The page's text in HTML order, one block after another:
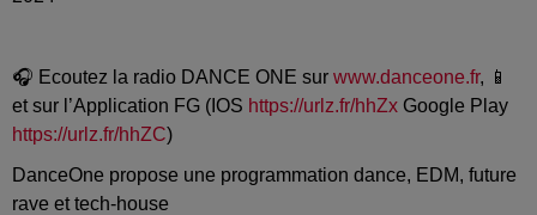
🎧 Ecoutez la radio DANCE ONE sur www.danceone.fr, 📱
et sur l’Application FG (IOS https://urlz.fr/hhZx Google Play
https://urlz.fr/hhZC)
DanceOne propose une programmation dance, EDM, future
rave et tech-house